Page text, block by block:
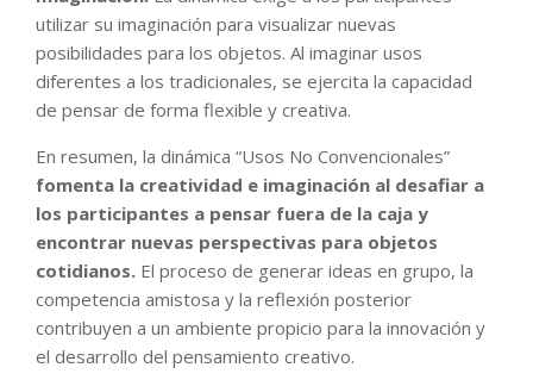
utilizar su imaginación para visualizar nuevas
posibilidades para los objetos. Al imaginar usos
diferentes a los tradicionales, se ejercita la capacidad
de pensar de forma flexible y creativa.
En resumen, la dinámica “Usos No Convencionales”
fomenta la creatividad e imaginación al desafiar a
los participantes a pensar fuera de la caja y
encontrar nuevas perspectivas para objetos
cotidianos. El proceso de generar ideas en grupo, la
competencia amistosa y la reflexión posterior
contribuyen a un ambiente propicio para la innovación y
el desarrollo del pensamiento creativo.